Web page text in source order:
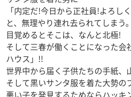
「内定だ!今日から正社員!よろしく
と、無理やり連れ去られてしまう。
目覚めるとそこは、なんと北極!
そして三春が働くことになった会
ハウス」!!
世界中から届く子供たちの手紙、
そして黒いサンタ服を着た大勢の
悪い子を発見するためならハッキ